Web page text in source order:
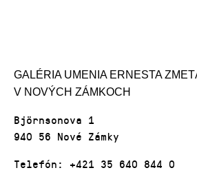
GALÉRIA UMENIA ERNESTA
V NOVÝCH ZÁMKOCH
Björnsonova 1
940 56 Nové Zámky
Telefón: +421 35 640 844 0